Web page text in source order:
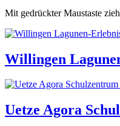
Mit gedrückter Maustaste
Willingen
Uetze Agora